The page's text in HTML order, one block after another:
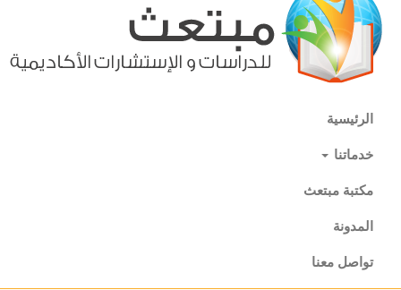
الرئيسية
خدماتنا
مكتبة مبتعث
المدونة
تواصل معنا